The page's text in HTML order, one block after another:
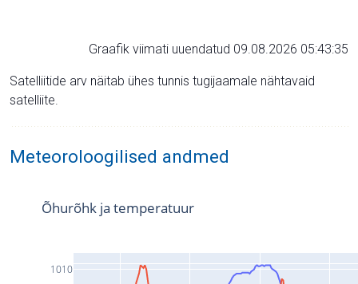
Graafik viimati uuendatud 09.08.2026 05:43:35
Satelliitide arv näitab ühes tunnis tugijaamale nähtavaid
satelliite.
Meteoroloogilised andmed
1010
Õhurõhk ja temperatuur